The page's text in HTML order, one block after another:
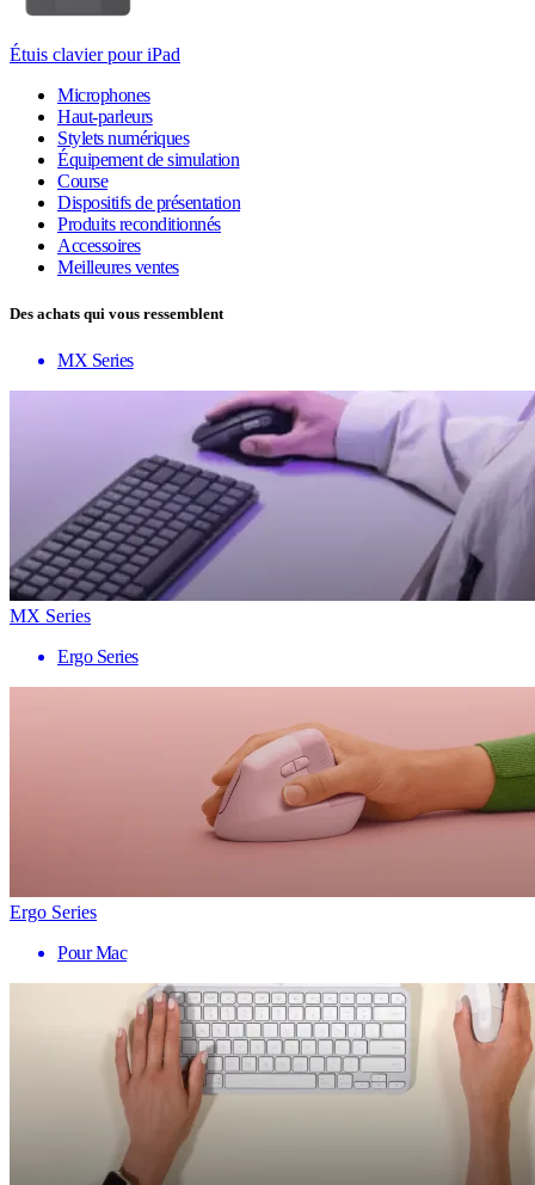
Étuis clavier pour iPad
Microphones
Haut-parleurs
Stylets numériques
Équipement de simulation
Course
Dispositifs de présentation
Produits reconditionnés
Accessoires
Meilleures ventes
Des achats qui vous ressemblent
MX Series
MX Series
Ergo Series
Ergo Series
Pour Mac